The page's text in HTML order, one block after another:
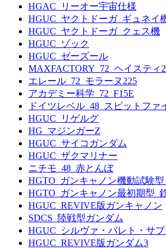
HGAC_リーオー宇宙仕様
HGUC_ヤクトドーガ_ギュネイ
HGUC_ヤクトドーガ_クェス機
HGUC_ゾック
HGUC_ゼーズール
MAXFACTORY_72_ヘイスティ2
エレール_72_モラーヌ225
アカデミー科学_72_F15E
ドイツレベル_48_スピットファ
HGUC_リゲルグ
HG_マジンガーZ
HGUC_サイコガンダム
HGUC_ザクマリナー
ニチモ_48_赤とんぼ
HGTO_ガンキャノン機動試験
HGTO_ガンキャノン最初期型_
HGUC_REVIVE版ガンキャノン
SDCS_陸戦型ガンダム
HGUC_シルヴァ・バレト・サ
HGUC_REVIVE版ガンダム3